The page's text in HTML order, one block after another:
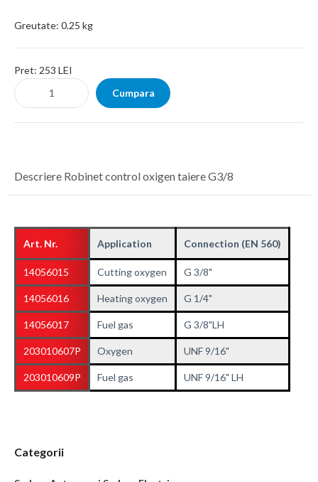
Greutate: 0.25 kg
Pret: 253 LEI
Descriere Robinet control oxigen taiere G3/8
Art. Nr. Application Connection (EN 560)
14056015 Cutting oxygen G 3/8"
14056016 Heating oxygen G 1/4"
14056017 Fuel gas G 3/8"LH
203010607P Oxygen UNF 9/16"
203010609P Fuel gas UNF 9/16" LH
Categorii